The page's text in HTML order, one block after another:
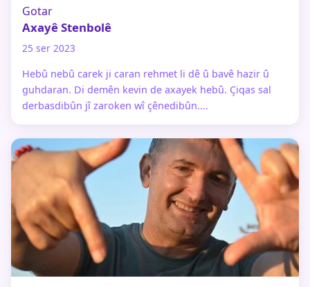
Gotar
Axayê Stenbolê
25 ser 2023
Hebû nebû carek ji caran rehmet li dê û bavê hazir û
guhdaran. Di demên kevin de axayek hebû. Çiqas sal
derbasdibûn jî zaroken wî çênedibûn....